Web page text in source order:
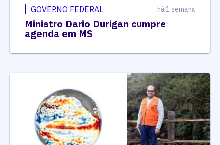
GOVERNO FEDERAL há 1 semana
Ministro Dario Durigan cumpre
agenda em MS